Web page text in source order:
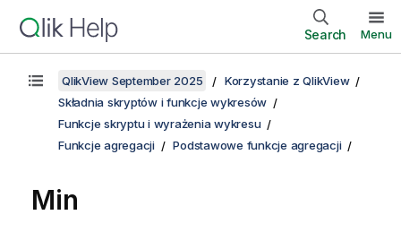
Search Menu
QlikView September 2025
Korzystanie z QlikView
Składnia skryptów i funkcje wykresów
Funkcje skryptu i wyrażenia wykresu
Funkcje agregacji
Podstawowe funkcje agregacji
Min